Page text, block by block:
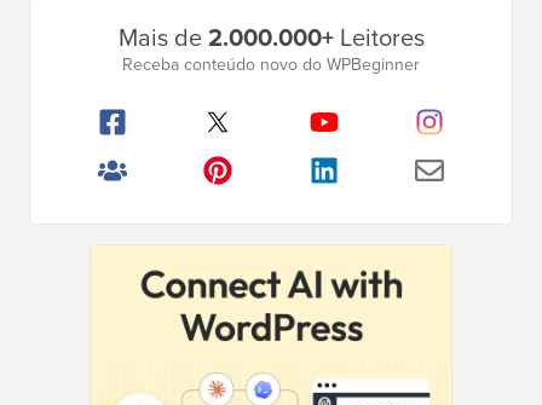
Mais de2.000.000+Leitores
Receba conteúdo novo do WPBeginner